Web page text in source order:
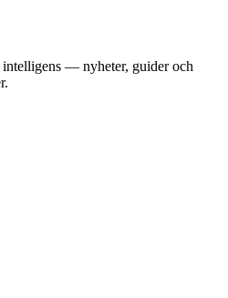
— nyheter, guider och